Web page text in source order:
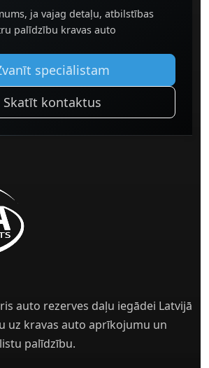
ja vajag detaļu, atbilstības
palīdzību kravas auto
speciālistam
Skatīt kontaktus
auto rezerves daļu iegādei Latvijā
uz kravas auto aprīkojumu un
palīdzību.